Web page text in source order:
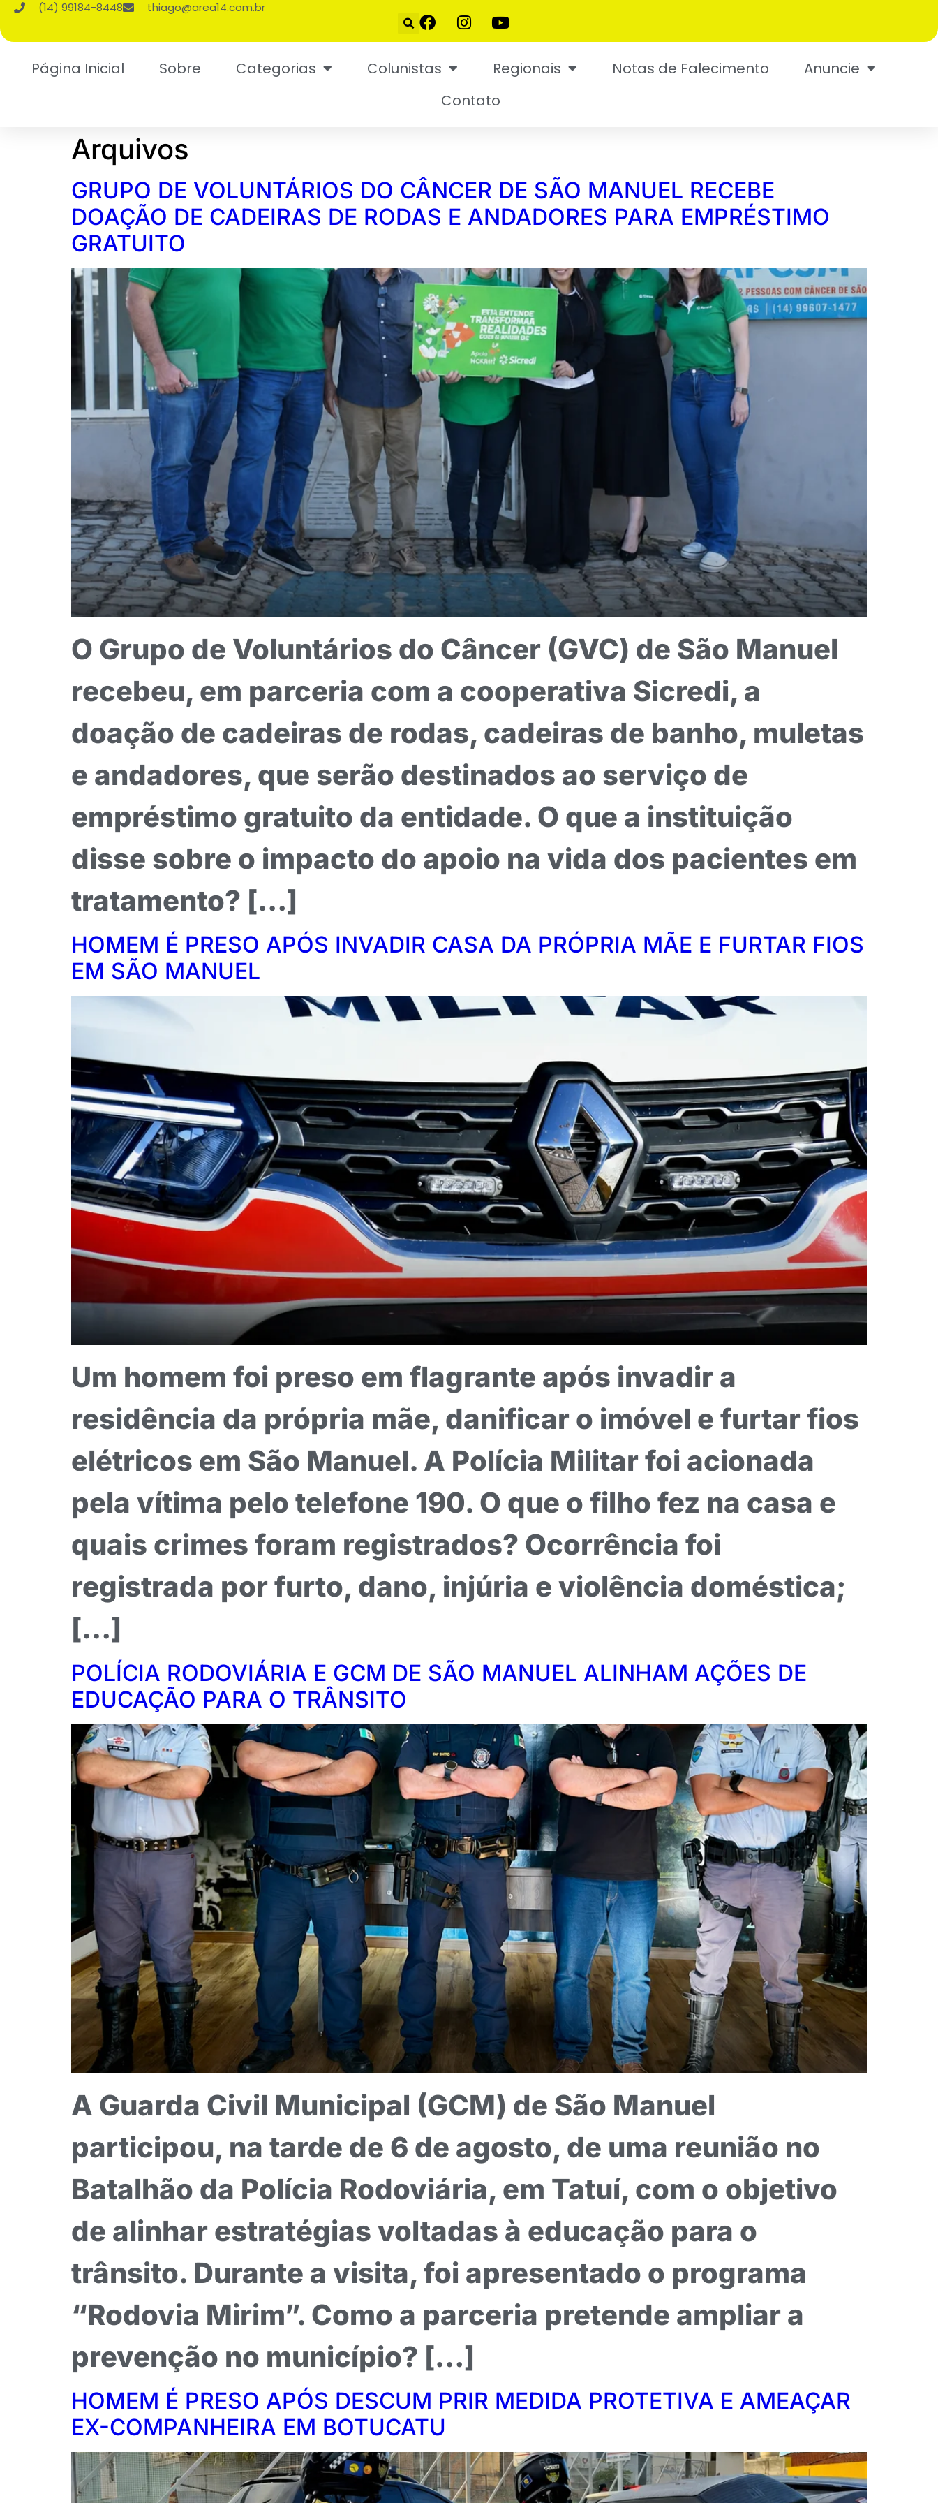
(14) 99184-8448 thiago@area14.com.br
Página Inicial Sobre Categorias Colunistas Regionais Notas de Falecimento
Anuncie
Contato
Arquivos
GRUPO DE VOLUNTÁRIOS DO CÂNCER DE SÃO MANUEL RECEBE
DOAÇÃO DE CADEIRAS DE RODAS E ANDADORES PARA EMPRÉSTIMO
GRATUITO
O Grupo de Voluntários do Câncer (GVC) de São Manuel
recebeu, em parceria com a cooperativa Sicredi, a
doação de cadeiras de rodas, cadeiras de banho, muletas
e andadores, que serão destinados ao serviço de
empréstimo gratuito da entidade. O que a instituição
disse sobre o impacto do apoio na vida dos pacientes em
tratamento? […]
HOMEM É PRESO APÓS INVADIR CASA DA PRÓPRIA MÃE E FURTAR FIOS
EM SÃO MANUEL
Um homem foi preso em flagrante após invadir a
residência da própria mãe, danificar o imóvel e furtar fios
elétricos em São Manuel. A Polícia Militar foi acionada
pela vítima pelo telefone 190. O que o filho fez na casa e
quais crimes foram registrados? Ocorrência foi
registrada por furto, dano, injúria e violência doméstica;
[…]
POLÍCIA RODOVIÁRIA E GCM DE SÃO MANUEL ALINHAM AÇÕES DE
EDUCAÇÃO PARA O TRÂNSITO
A Guarda Civil Municipal (GCM) de São Manuel
participou, na tarde de 6 de agosto, de uma reunião no
Batalhão da Polícia Rodoviária, em Tatuí, com o objetivo
de alinhar estratégias voltadas à educação para o
trânsito. Durante a visita, foi apresentado o programa
“Rodovia Mirim”. Como a parceria pretende ampliar a
prevenção no município? […]
HOMEM É PRESO APÓS DESCUM PRIR MEDIDA PROTETIVA E AMEAÇAR
EX-COMPANHEIRA EM BOTUCATU